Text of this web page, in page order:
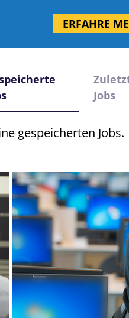
ERFAHRE
Jobs
gespeicherten Jobs.